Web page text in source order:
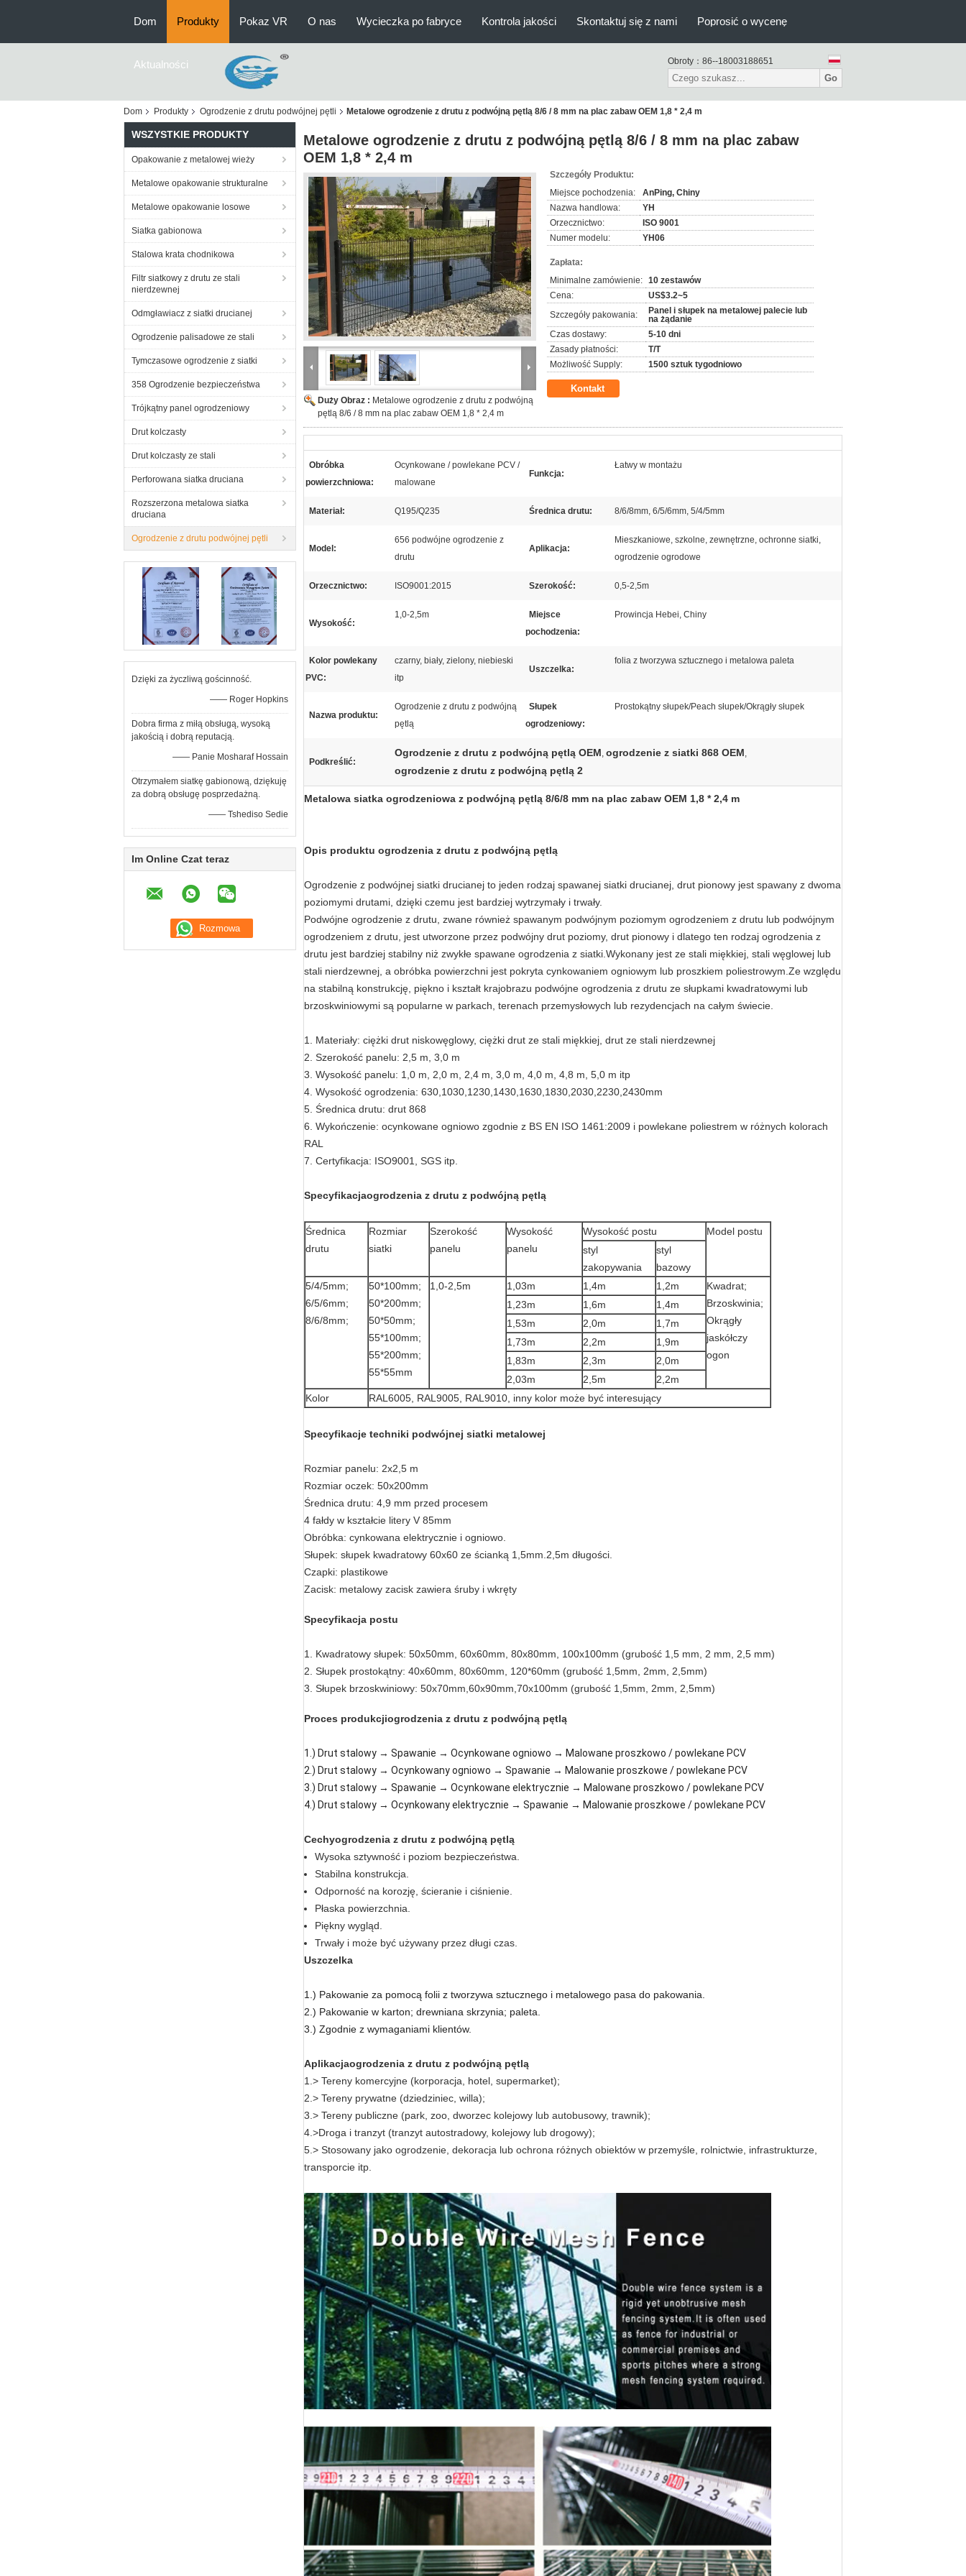
Dom Produkty Pokaz VR O nas Wycieczka po fabryce Kontrola jakości Skontaktuj się z nami Poprosić o wycenę
Aktualności Obroty： 86--18003188651
Go
Dom Produkty Ogrodzenie z drutu podwójnej pętli Metalowe ogrodzenie z drutu z podwójną pętlą 8/6 / 8 mm na plac zabaw OEM 1,8 * 2,4 m
WSZYSTKIE PRODUKTY
Opakowanie z metalowej wieży
Metalowe opakowanie strukturalne
Metalowe opakowanie losowe
Siatka gabionowa
Stalowa krata chodnikowa
Filtr siatkowy z drutu ze stali
nierdzewnej
Odmgławiacz z siatki drucianej
Ogrodzenie palisadowe ze stali
Tymczasowe ogrodzenie z siatki
358 Ogrodzenie bezpieczeństwa
Trójkątny panel ogrodzeniowy
Drut kolczasty
Drut kolczasty ze stali
Perforowana siatka druciana
Rozszerzona metalowa siatka
druciana
Ogrodzenie z drutu podwójnej pętli
Dzięki za życzliwą gościnność.
—— Roger Hopkins
Dobra firma z miłą obsługą, wysoką
jakością i dobrą reputacją.
—— Panie Mosharaf Hossain
Otrzymałem siatkę gabionową, dziękuję
za dobrą obsługę posprzedażną.
—— Tshediso Sedie
Im Online Czat teraz
Metalowe ogrodzenie z drutu z podwójną pętlą 8/6 / 8 mm na plac zabaw
OEM 1,8 * 2,4 m
Duży Obraz : Metalowe ogrodzenie z drutu z podwójną
pętlą 8/6 / 8 mm na plac zabaw OEM 1,8 * 2,4 m
Szczegóły Produktu:
Miejsce pochodzenia:
AnPing, Chiny
Nazwa handlowa:
YH
Orzecznictwo:
ISO 9001
Numer modelu:
YH06
Zapłata:
Minimalne zamówienie: 10 zestawów
Cena:
US$3.2~5
Szczegóły pakowania:
Panel i słupek na metalowej palecie lub
na żądanie
Czas dostawy:
5-10 dni
Zasady płatności:
T/T
Możliwość Supply:
1500 sztuk tygodniowo
Kontakt
Obróbka
powierzchniowa:
Ocynkowane / powlekane PCV /
malowane
Funkcja:
Łatwy w montażu
Materiał: Q195/Q235 Średnica drutu: 8/6/8mm, 6/5/6mm, 5/4/5mm
Model:
656 podwójne ogrodzenie z
drutu
Aplikacja:
Mieszkaniowe, szkolne, zewnętrzne, ochronne siatki,
ogrodzenie ogrodowe
Orzecznictwo: ISO9001:2015 Szerokość: 0,5-2,5m
Wysokość:
1,0-2,5m
Miejsce
pochodzenia:
Prowincja Hebei, Chiny
Kolor powlekany
PVC:
czarny, biały, zielony, niebieski
itp
Uszczelka:
folia z tworzywa sztucznego i metalowa paleta
Nazwa produktu:
Ogrodzenie z drutu z podwójną
pętlą
Słupek
ogrodzeniowy:
Prostokątny słupek/Peach słupek/Okrągły słupek
Podkreślić:
Ogrodzenie z drutu z podwójną pętlą OEM, ogrodzenie z siatki 868 OEM,
ogrodzenie z drutu z podwójną pętlą 2
Metalowa siatka ogrodzeniowa z podwójną pętlą 8/6/8 mm na plac zabaw OEM 1,8 * 2,4 m
Opis produktu ogrodzenia z drutu z podwójną pętlą
Ogrodzenie z podwójnej siatki drucianej to jeden rodzaj spawanej siatki drucianej, drut pionowy jest spawany z dwoma
poziomymi drutami, dzięki czemu jest bardziej wytrzymały i trwały.
Podwójne ogrodzenie z drutu, zwane również spawanym podwójnym poziomym ogrodzeniem z drutu lub podwójnym
ogrodzeniem z drutu, jest utworzone przez podwójny drut poziomy, drut pionowy i dlatego ten rodzaj ogrodzenia z
drutu jest bardziej stabilny niż zwykłe spawane ogrodzenia z siatki.Wykonany jest ze stali miękkiej, stali węglowej lub
stali nierdzewnej, a obróbka powierzchni jest pokryta cynkowaniem ogniowym lub proszkiem poliestrowym.Ze względu
na stabilną konstrukcję, piękno i kształt krajobrazu podwójne ogrodzenia z drutu ze słupkami kwadratowymi lub
brzoskwiniowymi są popularne w parkach, terenach przemysłowych lub rezydencjach na całym świecie.
1. Materiały: ciężki drut niskowęglowy, ciężki drut ze stali miękkiej, drut ze stali nierdzewnej
2. Szerokość panelu: 2,5 m, 3,0 m
3. Wysokość panelu: 1,0 m, 2,0 m, 2,4 m, 3,0 m, 4,0 m, 4,8 m, 5,0 m itp
4. Wysokość ogrodzenia: 630,1030,1230,1430,1630,1830,2030,2230,2430mm
5. Średnica drutu: drut 868
6. Wykończenie: ocynkowane ogniowo zgodnie z BS EN ISO 1461:2009 i powlekane poliestrem w różnych kolorach
RAL
7. Certyfikacja: ISO9001, SGS itp.
Specyfikacjaogrodzenia z drutu z podwójną pętlą
Średnica
drutu
Rozmiar
siatki
Szerokość
panelu
Wysokość
panelu
Wysokość postu
Model postu
styl
zakopywania
styl
bazowy
5/4/5mm;
6/5/6mm;
8/6/8mm;
50*100mm;
50*200mm;
50*50mm;
55*100mm;
55*200mm;
55*55mm
1,0-2,5m 1,03m 1,4m 1,2m
Kwadrat;
Brzoskwinia;
Okrągły
jaskółczy
ogon
1,23m 1,6m
1,4m
1,53m
2,0m
1,7m
1,73m
2,2m
1,9m
1,83m
2,3m
2,0m
2,03m
2,5m
2,2m
Kolor
RAL6005, RAL9005, RAL9010, inny kolor może być interesujący
Specyfikacje techniki podwójnej siatki metalowej
Rozmiar panelu: 2x2,5 m
Rozmiar oczek: 50x200mm
Średnica drutu: 4,9 mm przed procesem
4 fałdy w kształcie litery V 85mm
Obróbka: cynkowana elektrycznie i ogniowo.
Słupek: słupek kwadratowy 60x60 ze ścianką 1,5mm.2,5m długości.
Czapki: plastikowe
Zacisk: metalowy zacisk zawiera śruby i wkręty
Specyfikacja postu
1. Kwadratowy słupek: 50x50mm, 60x60mm, 80x80mm, 100x100mm (grubość 1,5 mm, 2 mm, 2,5 mm)
2. Słupek prostokątny: 40x60mm, 80x60mm, 120*60mm (grubość 1,5mm, 2mm, 2,5mm)
3. Słupek brzoskwiniowy: 50x70mm,60x90mm,70x100mm (grubość 1,5mm, 2mm, 2,5mm)
Proces produkcjiogrodzenia z drutu z podwójną pętlą
1.) Drut stalowy → Spawanie → Ocynkowane ogniowo → Malowane proszkowo / powlekane PCV
2.) Drut stalowy → Ocynkowany ogniowo → Spawanie → Malowanie proszkowe / powlekane PCV
3.) Drut stalowy → Spawanie → Ocynkowane elektrycznie → Malowane proszkowo / powlekane PCV
4.) Drut stalowy → Ocynkowany elektrycznie → Spawanie → Malowanie proszkowe / powlekane PCV
Cechyogrodzenia z drutu z podwójną pętlą
Wysoka sztywność i poziom bezpieczeństwa.
Stabilna konstrukcja.
Odporność na korozję, ścieranie i ciśnienie.
Płaska powierzchnia.
Piękny wygląd.
Trwały i może być używany przez długi czas.
Uszczelka
1.) Pakowanie za pomocą folii z tworzywa sztucznego i metalowego pasa do pakowania.
2.) Pakowanie w karton; drewniana skrzynia; paleta.
3.) Zgodnie z wymaganiami klientów.
Aplikacjaogrodzenia z drutu z podwójną pętlą
1.> Tereny komercyjne (korporacja, hotel, supermarket);
2.> Tereny prywatne (dziedziniec, willa);
3.> Tereny publiczne (park, zoo, dworzec kolejowy lub autobusowy, trawnik);
4.>Droga i tranzyt (tranzyt autostradowy, kolejowy lub drogowy);
5.> Stosowany jako ogrodzenie, dekoracja lub ochrona różnych obiektów w przemyśle, rolnictwie, infrastrukturze,
transporcie itp.